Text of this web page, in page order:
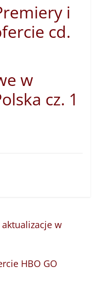
i
cd.
w
cz. 1
w
HBO GO